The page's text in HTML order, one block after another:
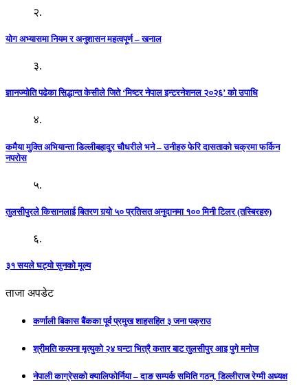
२.
योग अभ्यासमा नियम र अनुशासन महत्वपूर्ण – खनाल
३.
ज्ञानज्योति पढेका सिद्धान्त केसीले जिते ‘मिष्टर नेपाल इन्टरनेशनल २०२६’ को उपाधि
४.
कमैया मुक्ति अभियान्ता डिल्लीबहादुर चौधरीले भने – उनीहरु फेरि दासताको चक्रमा फर्किन
नपरोस
५.
तुलसीपुरले किसानलाई बितरण गर्‍यो ५० प्रतिसत अनुदानमा १०० मिनी टिलर (तस्बिरहरु)
६.
३१ सयले घट्यो सुनको मूल्य
ताजा अपडेट
कर्णाली बिकास बैंकका पूर्व प्रमुख शाहसहित ३ जना पक्राउ
श्रीमति कल्पना मृत्युको २४ घन्टा भित्रै कतार बाट तुलसीपुर आइ पुगे मनोज
नेपाली काग्रेसको क्यालिफोर्निया – दाङ सम्पर्क समिति गठन, डिल्लीराज रेग्मी अध्यक्ष